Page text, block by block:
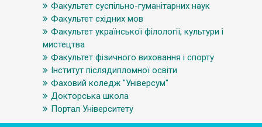
Факультет суспільно-гуманітарних наук
Факультет східних мов
Факультет української філології, культури і
мистецтва
Факультет фізичного виховання і спорту
Інститут післядипломної освіти
Фаховий коледж "Універсум"
Докторська школа
Портал Університету